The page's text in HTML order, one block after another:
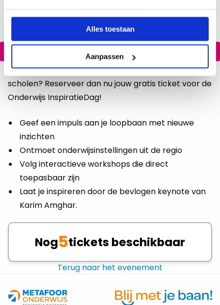
Alles toestaan
Aanpassen
Reserveer nu jouw gratis ticket
Wil jij laagdrempelig in contact komen met deze
scholen? Reserveer dan nu jouw gratis ticket voor de
Onderwijs InspiratieDag!
Geef een impuls aan je loopbaan met nieuwe
inzichten
Ontmoet onderwijsinstellingen uit de regio
Volg interactieve workshops die direct
toepasbaar zijn
Laat je inspireren door de bevlogen keynote van
Karim Amghar.
Nog5tickets beschikbaar
Terug naar het evenement